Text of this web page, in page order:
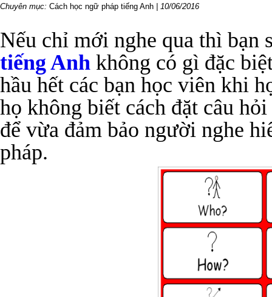
Chuyên mục: Cách học ngữ pháp tiếng Anh 10/06/2016
Nếu chỉ mới nghe qua thì bạn
tiếng Anh không có gì đặc
hầu hết các bạn học viên khi
họ không biết cách đặt câu
để vừa đảm bảo người nghe
pháp.